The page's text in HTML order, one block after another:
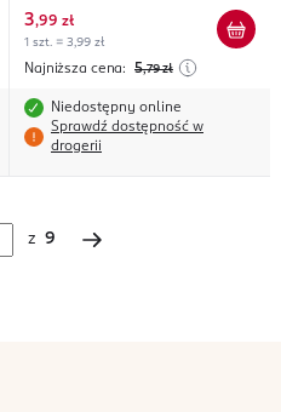
3,99 zł
1 szt. = 3,99 zł
Najniższa cena: 5,79 zł
Niedostępny online
Sprawdź dostępność w
drogerii
z 9